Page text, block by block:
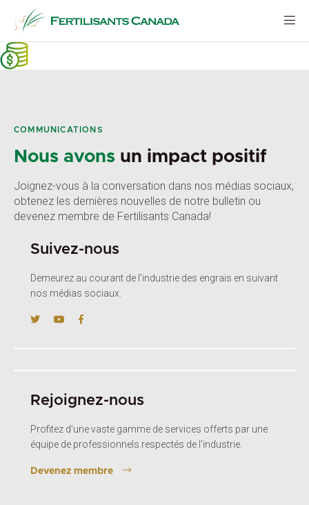
contenu
COMMUNICATIONS
Nous avons un impact positif
Joignez-vous à la conversation dans nos médias sociaux,
obtenez les dernières nouvelles de notre bulletin ou
devenez membre de Fertilisants Canada!
Suivez-nous
Demeurez au courant de l’industrie des engrais en suivant
nos médias sociaux.
Rejoignez-nous
Profitez d’une vaste gamme de services offerts par une
équipe de professionnels respectés de l’industrie.
Devenez membre